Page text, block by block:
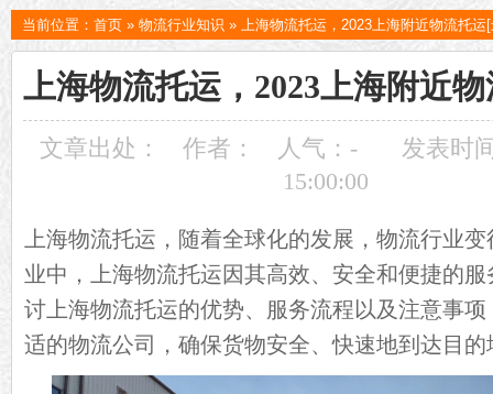
当前位置： 首页 » 物流行业知识 » 上海物流托运，2023上海附近物流托运
上海物流托运，2023上海附近
文章出处： 作者： 人气： -
发表时
15:00:00
上海物流托运，随着全球化的发展，物流行业
业中，上海物流托运因其高效、安全和便捷的
讨上海物流托运的优势、服务流程以及注意事
适的物流公司，确保货物安全、快速地到达目的